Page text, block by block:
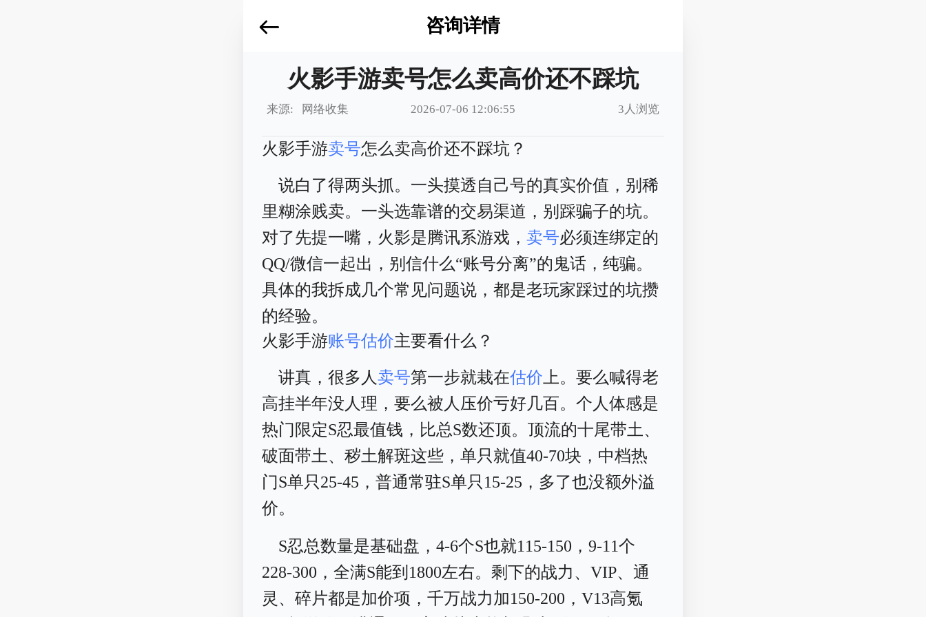
咨询详情
火影手游卖号怎么卖高价还不踩坑
来源: 网络收集 2026-07-06 12:06:55 3人浏览
火影手游卖号怎么卖高价还不踩坑？
说白了得两头抓。一头摸透自己号的真实价值，别稀
里糊涂贱卖。一头选靠谱的交易渠道，别踩骗子的坑。
对了先提一嘴，火影是腾讯系游戏，卖号必须连绑定的
QQ/微信一起出，别信什么“账号分离”的鬼话，纯骗。
具体的我拆成几个常见问题说，都是老玩家踩过的坑攒
的经验。
火影手游账号估价主要看什么？
讲真，很多人卖号第一步就栽在估价 上。要么喊得老
高挂半年没人理，要么被人压价亏好几百。个人体感是
热门限定S忍最值钱，比总S数还顶。顶流的十尾带土、
破面带土、秽土解斑这些，单只就值40-70块，中档热
门S单只25-45，普通常驻S单只15-25，多了也没额外溢
价。
S忍总数量是基础盘，4-6个S也就115-150，9-11个
228-300，全满S能到1800左右。剩下的战力、VIP、通
灵、碎片都是加价项，千万战力加150-200，V13高氪